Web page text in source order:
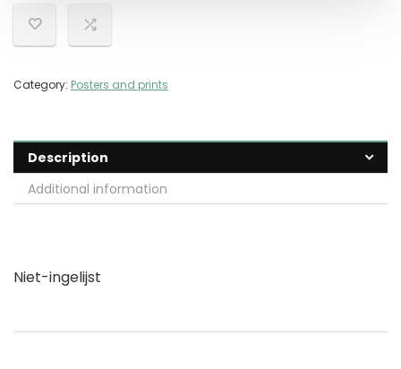
Category: Posters and prints
Description
Additional information
Niet-ingelijst